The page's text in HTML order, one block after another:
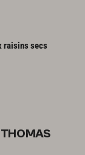
raisinssecs